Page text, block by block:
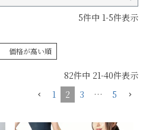
5件中 1-5件表示
価格が高い順
82件中 21-40件表示
1
2 3 … 5